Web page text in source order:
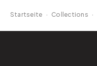
Startseite · Collections ·